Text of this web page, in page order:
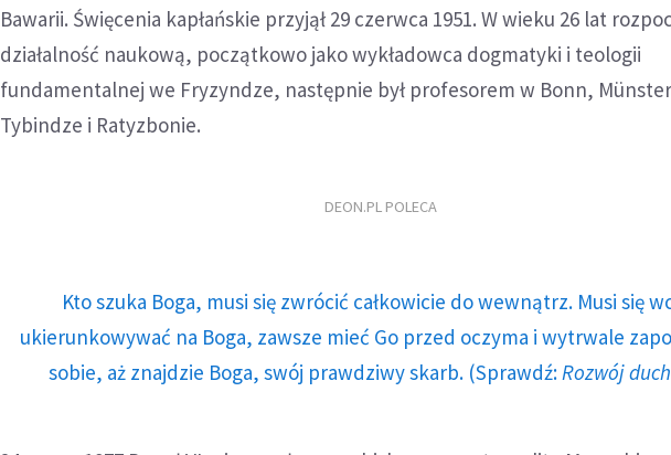
Bawarii. Święcenia kapłańskie przyjął 29 czerwca 1951. W wieku 26 lat
działalność naukową, początkowo jako wykładowca dogmatyki i teologii
fundamentalnej we Fryzyndze, następnie był profesorem w Bonn,
Tybindze i Ratyzbonie.
DEON.PL POLECA
Kto szuka Boga, musi się zwrócić całkowicie do wewnątrz. Musi się
ukierunkowywać na Boga, zawsze mieć Go przed oczyma i wytrwale
sobie, aż znajdzie Boga, swój prawdziwy skarb. (Sprawdź: Rozwój